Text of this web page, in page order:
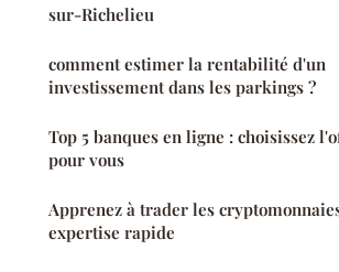
sur-Richelieu
comment estimer la rentabilité d'un
investissement dans les parkings ?
Top 5 banques en ligne : choisissez
pour vous
Apprenez à trader les
expertise rapide